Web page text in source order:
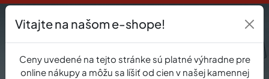
0
Vitajte na našom e-shope!
Ceny uvedené na tejto stránke sú platné výhradne pre
online nákupy a môžu sa líšiť od cien v našej kamennej